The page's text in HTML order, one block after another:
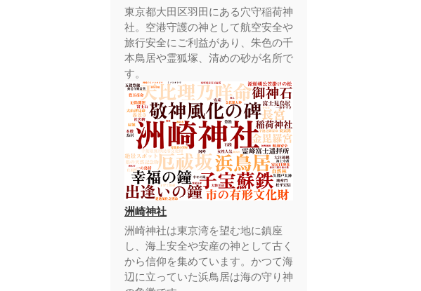
東京都大田区羽田にある穴守稲荷神
社。空港守護の神として航空安全や
旅行安全にご利益があり、朱色の千
本鳥居や霊狐塚、清めの砂が名所で
す。
洲崎神社
洲崎神社は東京湾を望む地に鎮座
し、海上安全や安産の神として古く
から信仰を集めています。かつて海
辺に立っていた浜鳥居は海の守り神